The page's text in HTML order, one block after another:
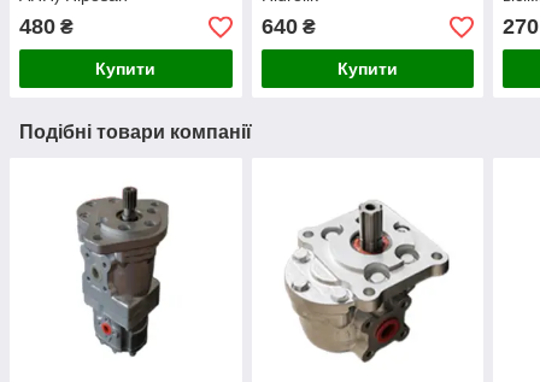
480 ₴
Купити
640₴
Купити
270
Подібні товари компанії